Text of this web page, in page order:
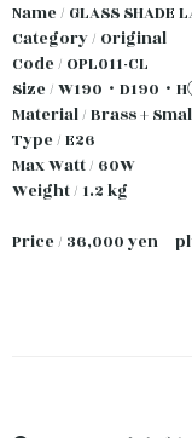
Name / GLASS SHADE
Category / Original
Code / OPL011-CL
Size / W190・D190
Material / Brass +
Type / E26
Max Watt / 60W
Weight / 1.2 kg
Price / 36,000 yen